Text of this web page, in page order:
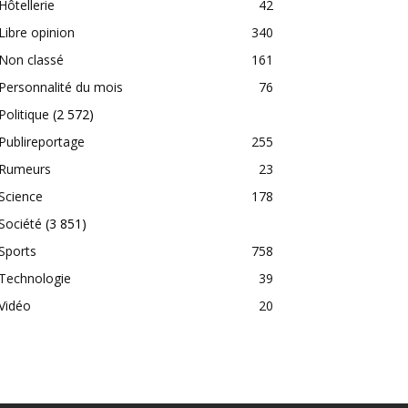
42
opinion
340
classé
161
du mois
76
(2 572)
255
23
178
(3 851)
758
39
20